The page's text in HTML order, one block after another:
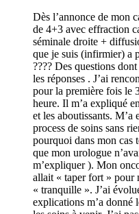
Dès l’annonce de mon
de 4+3 avec effraction
séminale droite +
que je suis (infirmier) a
???? Des questions
les réponses . J’ai
pour la première fois le
heure. Il m’a expliqué
et les aboutissants.
process de soins sans
pourquoi dans mon cas
que mon urologue
m’expliquer ). Mon
allait « taper fort » pour
« tranquille ». J’ai
explications m’a donné